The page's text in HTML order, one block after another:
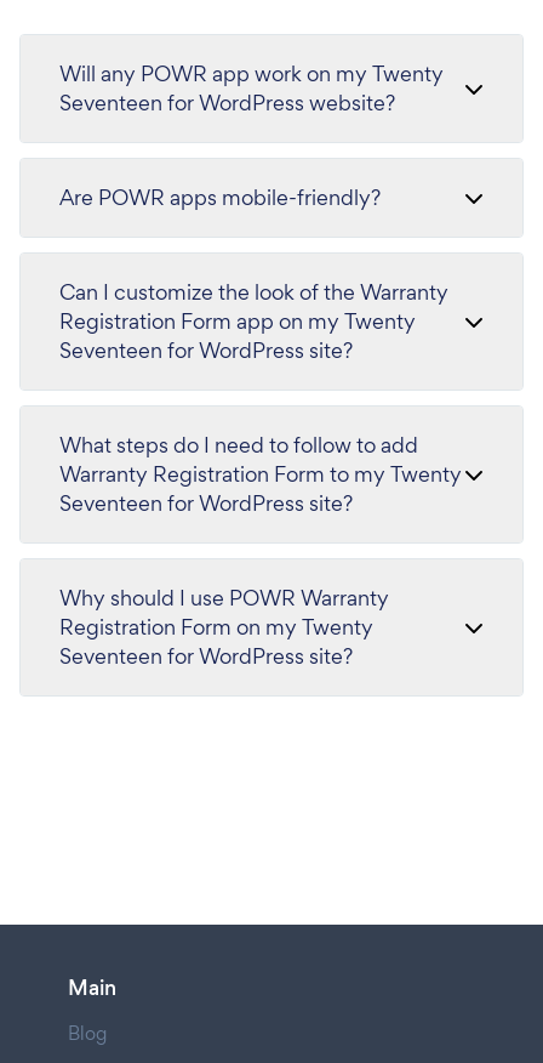
Will any POWR app work on my Twenty
Seventeen for WordPress website?
Are POWR apps mobile-friendly?
Can I customize the look of the Warranty
Registration Form app on my Twenty
Seventeen for WordPress site?
What steps do I need to follow to add
Warranty Registration Form to my Twenty
Seventeen for WordPress site?
Why should I use POWR Warranty
Registration Form on my Twenty
Seventeen for WordPress site?
Main
Blog